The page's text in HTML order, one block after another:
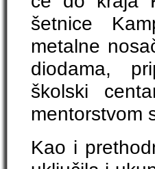
šetnice
metalne
diodama,
školski
mentorstvom
Kao i